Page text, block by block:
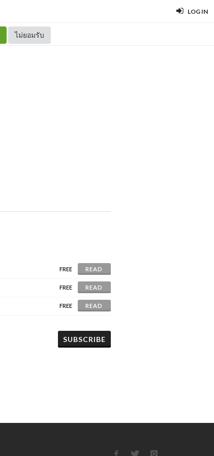
LOG IN
ไม่ยอมรับ
FREE READ
FREE READ
FREE READ
SUBSCRIBE